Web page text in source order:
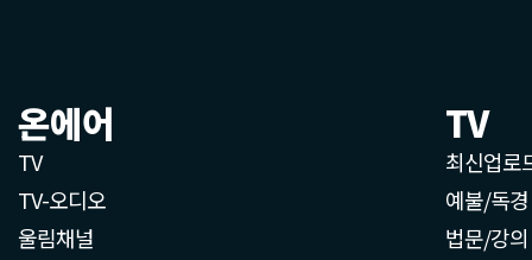
온에어
TV
TV-오디오
울림채널
TV
최신업로
예불/독경
법문/강의